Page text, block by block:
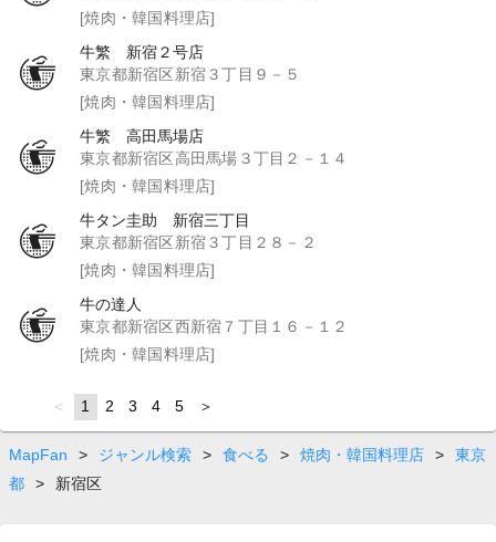
[焼肉・韓国料理店]
牛繁 新宿２号店
東京都新宿区新宿３丁目９－５
[焼肉・韓国料理店]
牛繁 高田馬場店
東京都新宿区高田馬場３丁目２－１４
[焼肉・韓国料理店]
牛タン圭助 新宿三丁目
東京都新宿区新宿３丁目２８－２
[焼肉・韓国料理店]
牛の達人
東京都新宿区西新宿７丁目１６－１２
[焼肉・韓国料理店]
page
You're
on
page
1 page
2 page
3 page
4 page
5 page
MapFan > ジャンル検索 > 食べる > 焼肉・韓国料理店 >
東京
都
> 新宿区